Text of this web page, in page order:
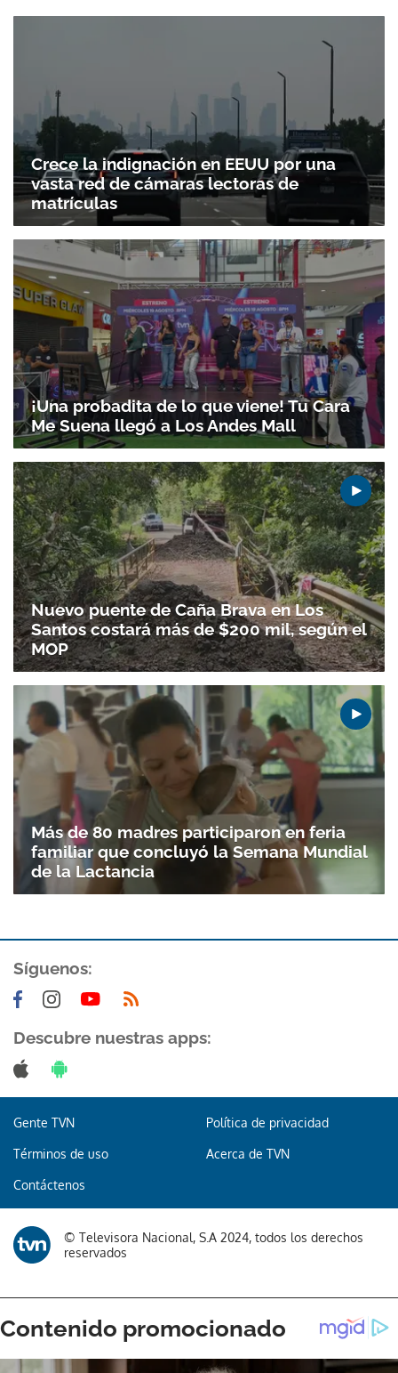
Gracias por suscribirte a nuestro boletín.
ACEPTAR
Crece la indignación en EEUU por una
vasta red de cámaras lectoras de
matrículas
¡Una probadita de lo que viene! Tu Cara
Me Suena llegó a Los Andes Mall
Nuevo puente de Caña Brava en Los
Santos costará más de $200 mil, según el
MOP
Más de 80 madres participaron en feria
familiar que concluyó la Semana Mundial
de la Lactancia
Síguenos:
Descubre nuestras apps:
Gente TVN Política de privacidad
Términos de uso Acerca de TVN
Contáctenos
© Televisora Nacional, S.A 2024, todos los derechos
reservados